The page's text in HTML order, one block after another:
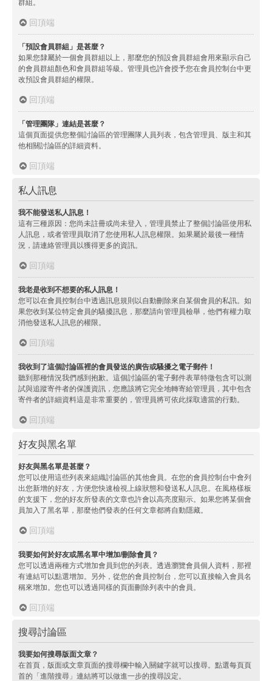
群組。
回頂端
「預設會員群組」是甚麼？
如果您隸屬於一個會員群組以上，那麼您的預設會員群組會用來顯示自己
的會員群組顏色和會員群組等級。管理員也許會授予您在會員控制台中更
改預設會員群組的權限。
回頂端
「管理團隊」連結是甚麼？
這個頁面提供您整個討論區的管理團隊人員列表，包含管理員、版主和其
他相關討論區的詳細資料。
回頂端
私人訊息
我不能發送私人訊息！
這有三種原因：您尚未註冊或尚未登入，管理員禁止了整個討論區使用私
人訊息，或者管理員取消了您使用私人訊息權限。如果屬於最後一種情
況，請連絡管理員以獲得更多的資訊。
回頂端
我老是收到不想要的私人訊息！
您可以在會員控制台中透過訊息規則以自動刪除來自某個會員的私訊。如
果您收到某位特定會員的騷擾訊息，那麼請向管理員檢舉，他們有權力取
消他發送私人訊息的權限。
回頂端
我收到了這個討論區裡的會員發送的廣告或騷擾之電子郵件！
聽到那種情況我們感到抱歉。這個討論區的電子郵件表單特徵包含可以測
試與追蹤寄件者的保護資訊，您應該將它完全地轉寄給管理員，其中包含
寄件者的詳細資料這是非常重要的，管理員將可依此採取適當的行動。
回頂端
好友與黑名單
好友與黑名單是甚麼？
您可以使用這些列表來組織討論區的其他會員。在您的會員控制台中會列
出您新增的好友，方便您快速檢視上線狀態和發送私人訊息。在風格樣板
的支援下，您的好友所發表的文章也許會以高亮度顯示。如果您將某個會
員加入了黑名單，那麼他們發表的任何文章都將自動隱藏。
回頂端
我要如何於好友或黑名單中增加/刪除會員？
您可以透過兩種方式增加會員到您的列表。透過瀏覽會員個人資料，那裡
有連結可以點選增加。另外，從您的會員控制台，您可以直接輸入會員名
稱來增加。您也可以透過同樣的頁面刪除列表中的會員。
回頂端
搜尋討論區
我要如何搜尋版面文章？
在首頁，版面或文章頁面的搜尋欄中輸入關鍵字就可以搜尋。點選每頁頁
首的「進階搜尋」連結將可以做進一步的搜尋設定。